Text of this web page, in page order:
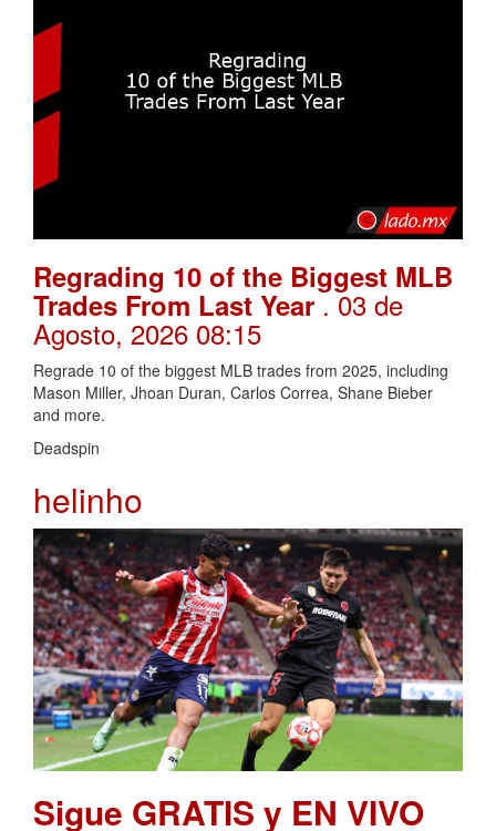
Regrading 10 of the Biggest MLB
Trades From Last Year. 03 de
Agosto, 2026 08:15
Regrade 10 of the biggest MLB trades from 2025, including
Mason Miller, Jhoan Duran, Carlos Correa, Shane Bieber
and more.
Deadspin
helinho
Sigue GRATIS y EN VIVO